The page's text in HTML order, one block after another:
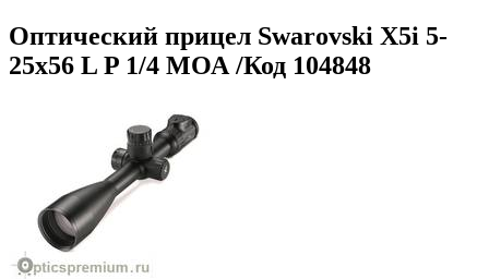
Оптический прицел Swarovski X5i 5-
25x56 L P 1/4 МОА /Код 104848